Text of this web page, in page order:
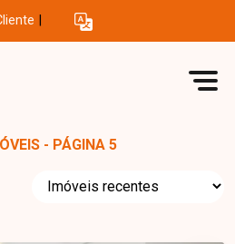
- PÁGINA 5